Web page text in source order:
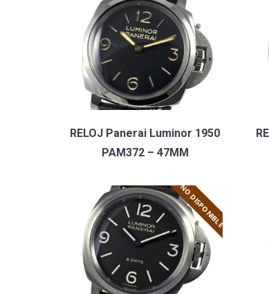
RELOJ Panerai Luminor 1950
PAM372 – 47MM
NO DISPONIBLE